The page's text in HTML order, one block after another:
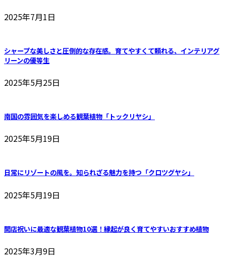
2025年7月1日
シャープな美しさと圧倒的な存在感。育てやすくて頼れる、インテリアグ
リーンの優等生
2025年5月25日
南国の雰囲気を楽しめる観葉植物「トックリヤシ」
2025年5月19日
日常にリゾートの風を。知られざる魅力を持つ「クロツグヤシ」
2025年5月19日
開店祝いに最適な観葉植物10選！縁起が良く育てやすいおすすめ植物
2025年3月9日